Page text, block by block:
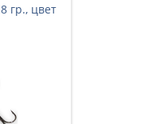
гр., цвет